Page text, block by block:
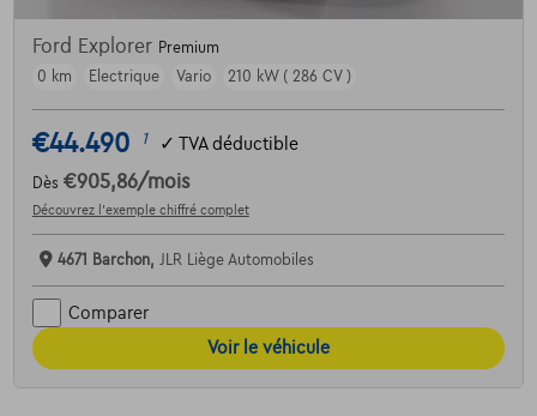
Ford Explorer Premium
0 km
Electrique Vario 210 kW ( 286 CV )
€44.490 1 ✓ TVA déductible
Dès €905,86/mois
Découvrez l’exemple chiffré complet
4671 Barchon, JLR Liège Automobiles
Comparer
Voir le véhicule